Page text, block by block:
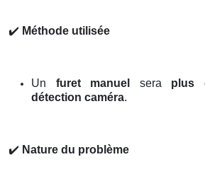
✔️ Méthode utilisée
Un furet manuel sera plus
détection caméra.
✔️ Nature du problème